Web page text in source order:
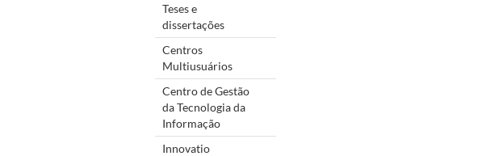
Teses e
dissertações
Centros
Multiusuários
Centro de Gestão
da Tecnologia da
Informação
Innovatio